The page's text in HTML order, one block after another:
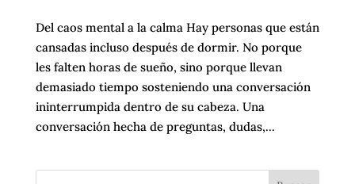
Del caos mental a la calma Hay personas que están
cansadas incluso después de dormir. No porque
les falten horas de sueño, sino porque llevan
demasiado tiempo sosteniendo una conversación
ininterrumpida dentro de su cabeza. Una
conversación hecha de preguntas, dudas,...